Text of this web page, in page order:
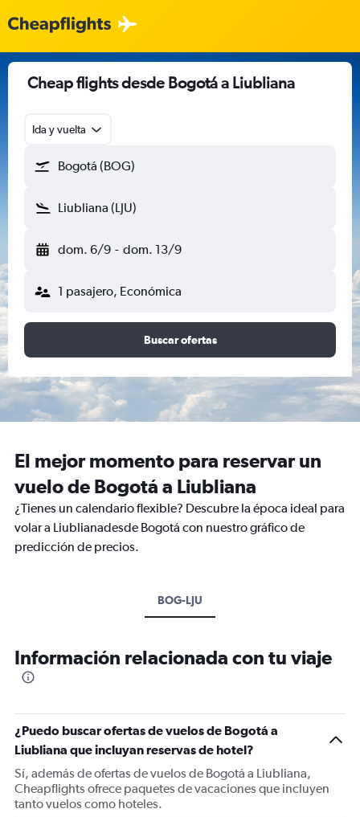
Cheap flights desde Bogotá a Liubliana
Ida y vuelta
Bogotá (BOG)
Liubliana (LJU)
dom. 6/9 - dom. 13/9
1 pasajero, Económica
Buscar ofertas
El mejor momento para reservar un
vuelo de Bogotá a Liubliana
¿Tienes un calendario flexible? Descubre la época ideal para
volar a Liublianadesde Bogotá con nuestro gráfico de
predicción de precios.
BOG-LJU
Información relacionada con tu viaje
¿Puedo buscar ofertas de vuelos de Bogotá a
Liubliana que incluyan reservas de hotel?
Sí, además de ofertas de vuelos de Bogotá a Liubliana,
Cheapflights ofrece paquetes de vacaciones que incluyen
tanto vuelos como hoteles.